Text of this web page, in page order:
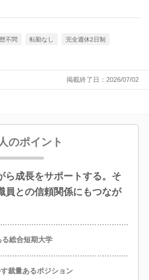
不問 転勤なし 完全週休2日制
掲載終了日：2026/07/02
のポイント
ら成長をサポートする。そ
員との信頼関係にもつなが
る総合短期大学
裁量あるポジション